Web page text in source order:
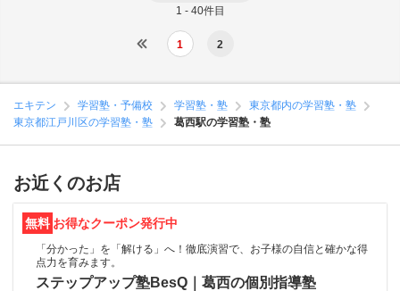
1 - 40件目
1 2
エキテン 学習塾・予備校 学習塾・塾
東京都内の学習塾・塾
東京都江戸川区の学習塾・塾
葛西駅の学習塾・塾
お近くのお店
無料 お得なクーポン発行中
「分かった」を「解ける」へ！徹底演習で、お子様の自信と確かな得
点力を育みます。
ステップアップ塾BesQ｜葛西の個別指導塾